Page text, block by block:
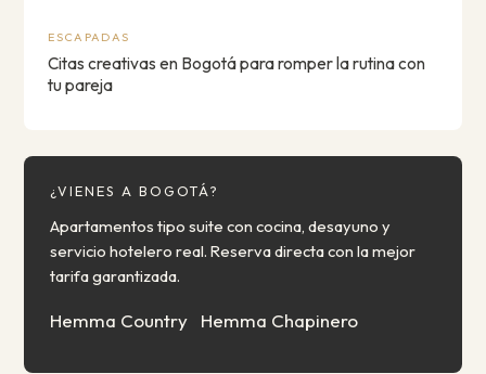
ESCAPADAS
Citas creativas en Bogotá para romper la rutina con
tu pareja
¿VIENES A BOGOTÁ?
Apartamentos tipo suite con cocina, desayuno y
servicio hotelero real. Reserva directa con la mejor
tarifa garantizada.
Hemma Country Hemma Chapinero